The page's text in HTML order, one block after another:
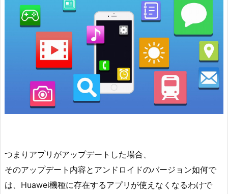
つまりアプリがアップデートした場合、
そのアップデート内容とアンドロイドのバージョン如何で
は、Huawei機種に存在するアプリが使えなくなるわけで